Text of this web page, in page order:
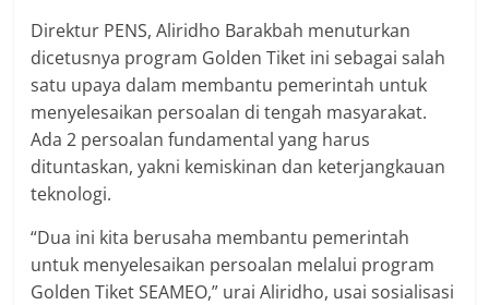
Direktur PENS, Aliridho Barakbah menuturkan
dicetusnya program Golden Tiket ini sebagai salah
satu upaya dalam membantu pemerintah untuk
menyelesaikan persoalan di tengah masyarakat.
Ada 2 persoalan fundamental yang harus
dituntaskan, yakni kemiskinan dan keterjangkauan
teknologi.
“Dua ini kita berusaha membantu pemerintah
untuk menyelesaikan persoalan melalui program
Golden Tiket SEAMEO,” urai Aliridho, usai sosialisasi